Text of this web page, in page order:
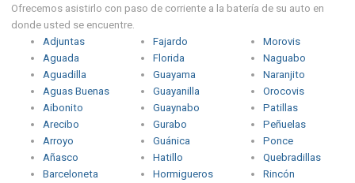
Ofrecemos asistirlo con paso de corriente a la batería de su auto en
donde usted se encuentre.
Adjuntas
Aguada
Aguadilla
Aguas Buenas
Aibonito
Arecibo
Arroyo
Añasco
Barceloneta
Fajardo
Florida
Guayama
Guayanilla
Guaynabo
Gurabo
Guánica
Hatillo
Hormigueros
Morovis
Naguabo
Naranjito
Orocovis
Patillas
Peñuelas
Ponce
Quebradillas
Rincón